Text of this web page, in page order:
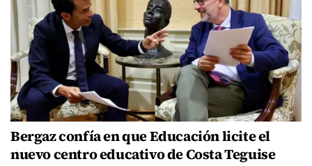
Bergaz confía en que Educación licite el
nuevo centro educativo de Costa Teguise